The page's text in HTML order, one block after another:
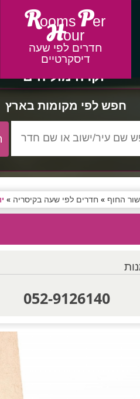
Rooms Per
Hour
חדרים לפי שעה
דיסקרטיים
יוקרה מול הים
חפש לפי מקומות בארץ
החוף » חדרים לפי שעה בקיסריה »
052-9126140